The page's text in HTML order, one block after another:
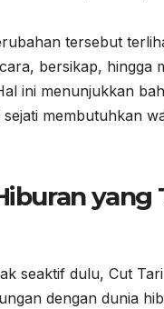
tersebut
bersikap, hingga
ini menunjukkan
membutuhkan
yang
seaktif dulu, Cut
dengan dunia